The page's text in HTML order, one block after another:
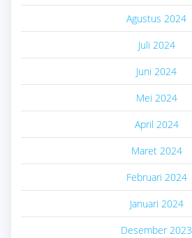
Agustus 2024
Juli 2024
Juni 2024
Mei 2024
April 2024
Maret 2024
Februari 2024
Januari 2024
Desember 2023